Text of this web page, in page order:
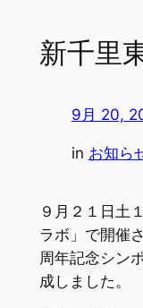
新千里
9月 20,
in お知ら
９月２１日土
ラボ」で開催
周年記念シン
成しました。